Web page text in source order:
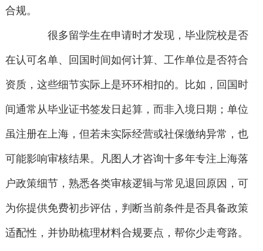
合规。
很多留学生在申请时才发现，毕业院校是否
在认可名单、回国时间如何计算、工作单位是否符合
资质，这些细节实际上是环环相扣的。比如，回国时
间通常从毕业证书签发日起算，而非入境日期；单位
虽注册在上海，但若未实际经营或社保缴纳异常，也
可能影响审核结果。凡图人才咨询十多年专注上海落
户政策细节，熟悉各类审核逻辑与常见退回原因，可
为你提供免费初步评估，判断当前条件是否具备政策
适配性，并协助梳理材料合规要点，帮你少走弯路。